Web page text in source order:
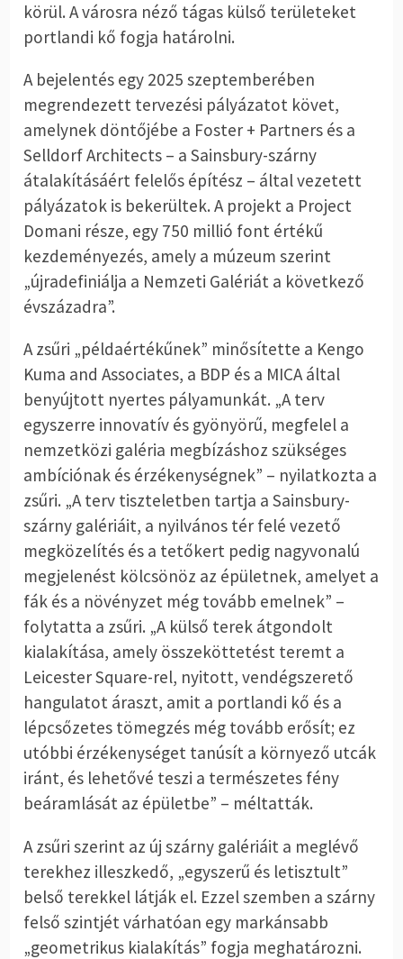
körül. A városra néző tágas külső területeket
portlandi kő fogja határolni.
A bejelentés egy 2025 szeptemberében
megrendezett tervezési pályázatot követ,
amelynek döntőjébe a Foster + Partners és a
Selldorf Architects – a Sainsbury-szárny
átalakításáért felelős építész – által vezetett
pályázatok is bekerültek. A projekt a Project
Domani része, egy 750 millió font értékű
kezdeményezés, amely a múzeum szerint
„újradefiniálja a Nemzeti Galériát a következő
évszázadra”.
A zsűri „példaértékűnek” minősítette a Kengo
Kuma and Associates, a BDP és a MICA által
benyújtott nyertes pályamunkát. „A terv
egyszerre innovatív és gyönyörű, megfelel a
nemzetközi galéria megbízáshoz szükséges
ambíciónak és érzékenységnek” – nyilatkozta a
zsűri. „A terv tiszteletben tartja a Sainsbury-
szárny galériáit, a nyilvános tér felé vezető
megközelítés és a tetőkert pedig nagyvonalú
megjelenést kölcsönöz az épületnek, amelyet a
fák és a növényzet még tovább emelnek” –
folytatta a zsűri. „A külső terek átgondolt
kialakítása, amely összeköttetést teremt a
Leicester Square-rel, nyitott, vendégszerető
hangulatot áraszt, amit a portlandi kő és a
lépcsőzetes tömegzés még tovább erősít; ez
utóbbi érzékenységet tanúsít a környező utcák
iránt, és lehetővé teszi a természetes fény
beáramlását az épületbe” – méltatták.
A zsűri szerint az új szárny galériáit a meglévő
terekhez illeszkedő, „egyszerű és letisztult”
belső terekkel látják el. Ezzel szemben a szárny
felső szintjét várhatóan egy markánsabb
„geometrikus kialakítás” fogja meghatározni.